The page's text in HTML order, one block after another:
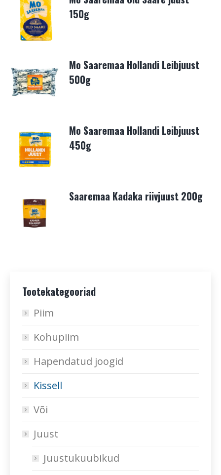
150g
Mo Saaremaa Hollandi Leibjuust
500g
Mo Saaremaa Hollandi Leibjuust
450g
Saaremaa Kadaka riivjuust 200g
Tootekategooriad
Piim
Kohupiim
Hapendatud joogid
Kissell
Või
Juust
Juustukuubikud